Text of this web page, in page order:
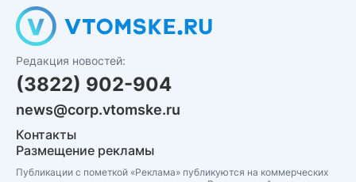
Редакция новостей:
(3822) 902-904
news@corp.vtomske.ru
Контакты
Размещение рекламы
Публикации с пометкой «Реклама» публикуются на коммерческих